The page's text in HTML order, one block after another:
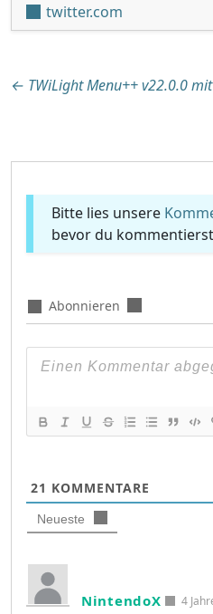
twitter.com
Beitragsnavigation
← TWiLight Menu++ v22.0.0
Bitte lies unsere
bevor du
Abonnieren
21 KOMMENTARE
Neueste
NintendoX 4